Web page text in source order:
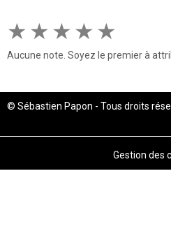
★ ★ ★ ★ ★
Aucune note. Soyez le premier à
© Sébastien Papon - Tous droits
Gestion des